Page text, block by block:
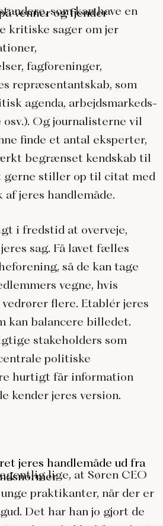
venner og fjender
som kan have en
kritiske sager om jer
fagforeninger,
repræsentantskab, som
agenda, arbejdsmarkeds-
Og journalisterne vil
finde et antal eksperter,
begrænset kendskab til
gerne stiller op til citat med
jeres handlemåde.
i fredstid at overveje,
sag. Få lavet fælles
så de kan tage
vegne, hvis
flere. Etablér jeres
kan balancere billedet.
stakeholders som
politiske
hurtigt får information
kender jeres version.
jeres handlemåde ud fra
lige, at Søren CEO
praktikanter, når der er
Det har han jo gjort de